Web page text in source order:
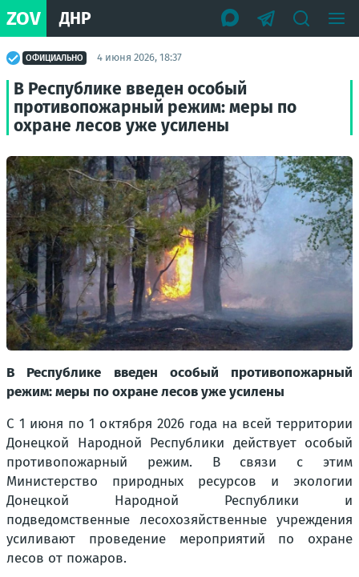
ZOV ДНР
ОФИЦИАЛЬНО 4 июня 2026, 18:37
В Республике введен особый
противопожарный режим: меры по
охране лесов уже усилены
В Республике введен особый противопожарный
режим: меры по охране лесов уже усилены
С 1 июня по 1 октября 2026 года на всей территории
Донецкой Народной Республики действует особый
противопожарный режим. В связи с этим
Министерство природных ресурсов и экологии
Донецкой Народной Республики и
подведомственные лесохозяйственные учреждения
усиливают проведение мероприятий по охране
лесов от пожаров.